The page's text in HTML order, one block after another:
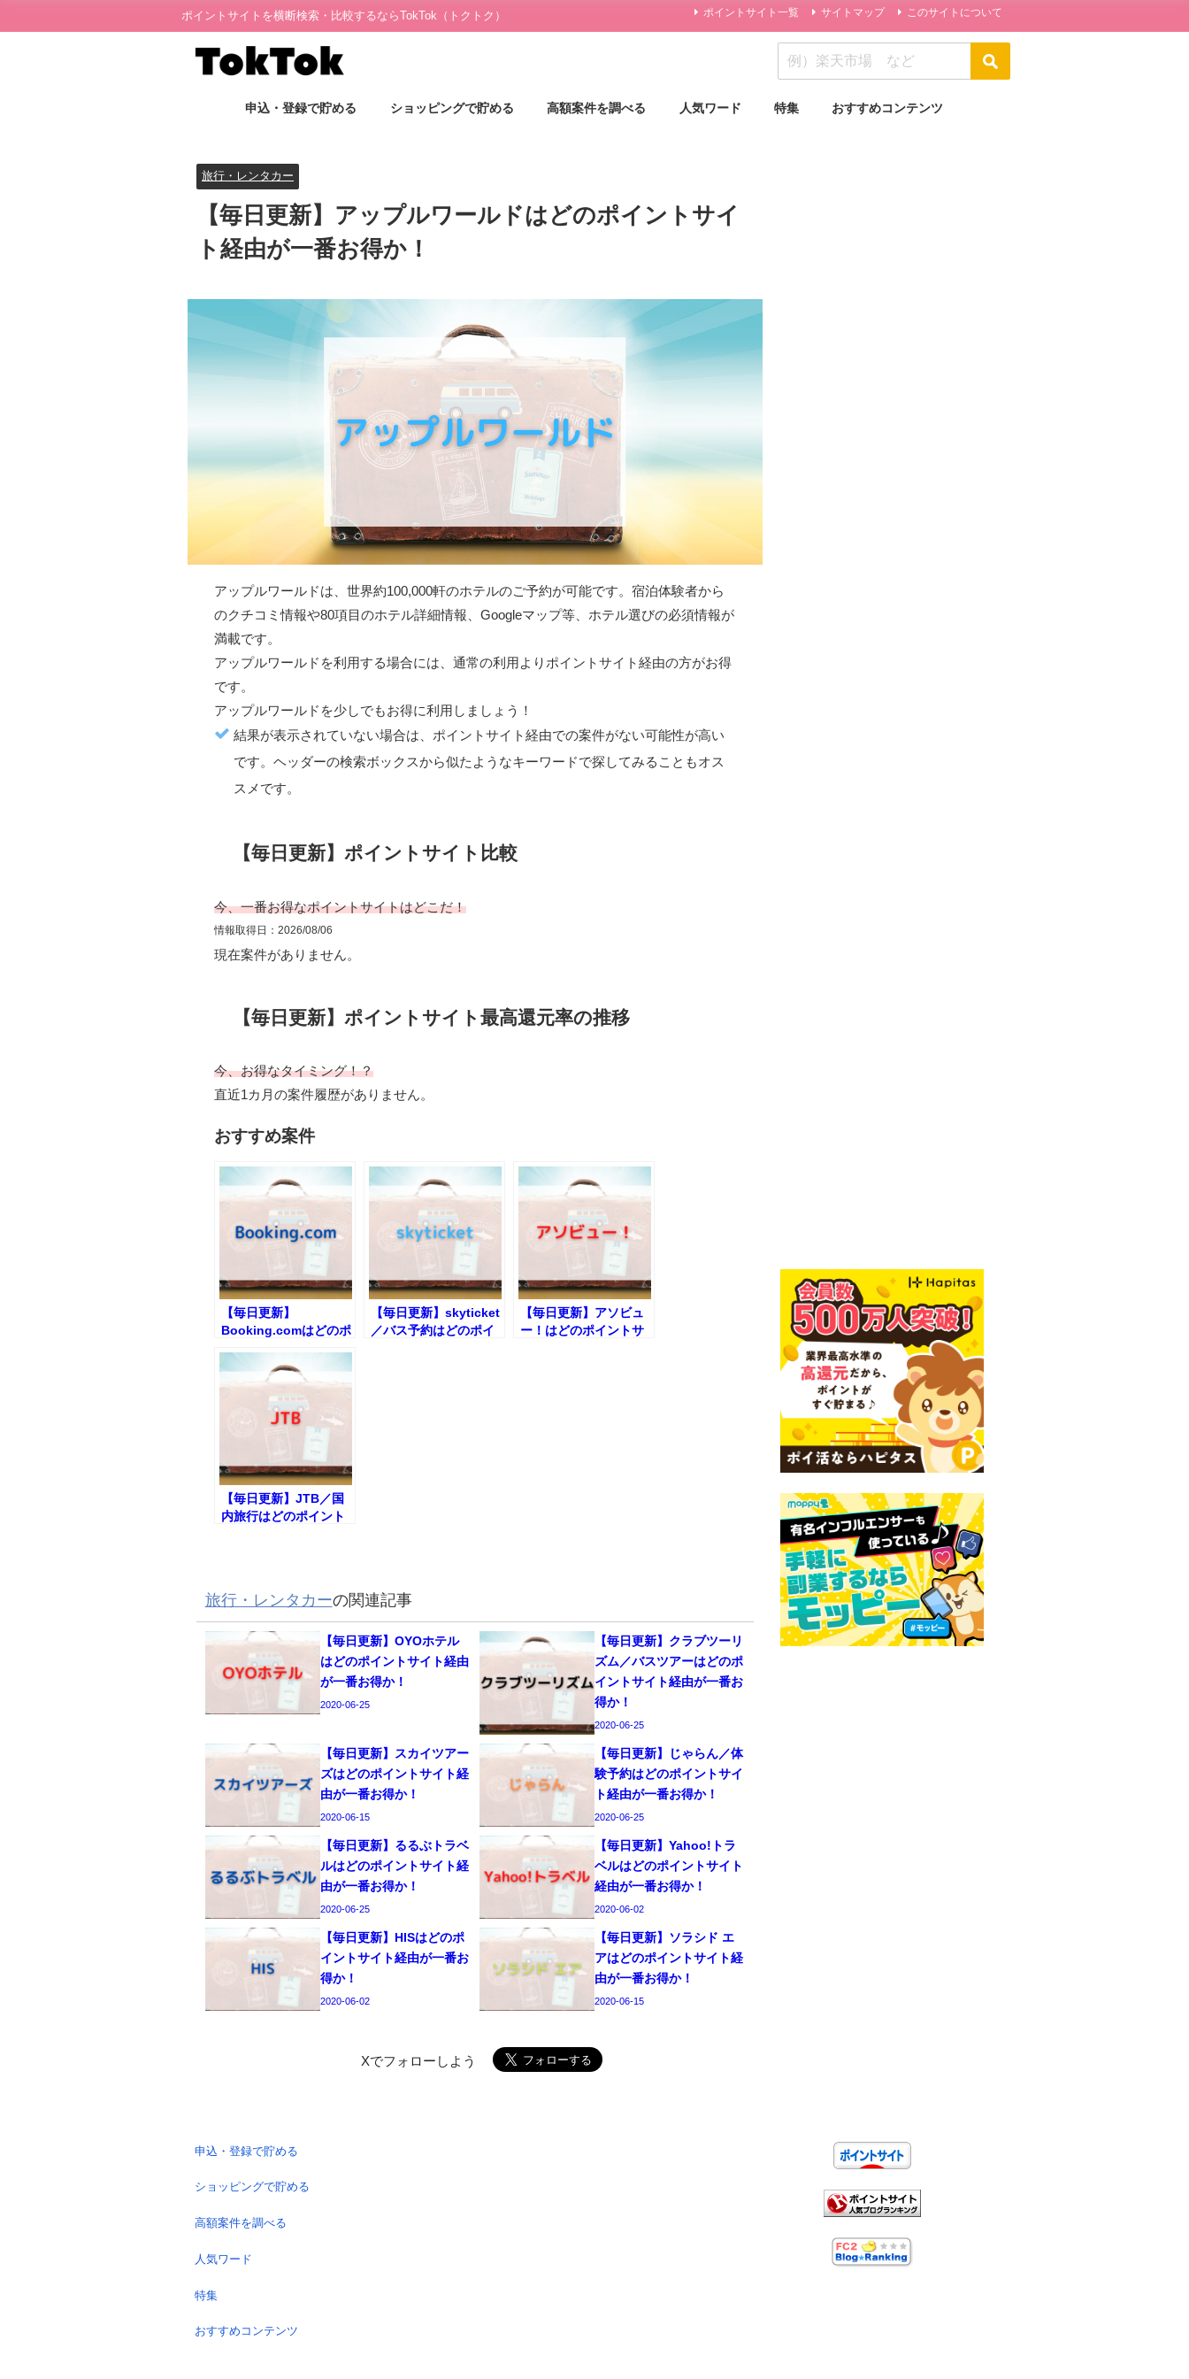
ポイントサイトを横断検索・比較するならTokTok（トクトク） ポイントサイト一覧 サイトマップ このサイトについて
申込・登録で貯める ショッピングで貯める 高額案件を調べる 人気ワード 特集 おすすめコンテンツ
旅行・レンタカー
【毎日更新】アップルワールドはどのポイントサイ
ト経由が一番お得か！
アップルワールド は、世界約100,000軒のホテルのご予約が可能です。宿泊体験者から
のクチコミ情報や80項目のホテル詳細情報、Googleマップ等、ホテル選びの必須情報が
満載です。
アップルワールド を利用する場合には、通常の利用より ポイントサイト経由の方がお得
です。
アップルワールド を少しでもお得に利用しましょう！
結果が表示されていない場合は、ポイントサイト経由での案件がない可能性が高い
です。ヘッダーの検索ボックスから似たようなキーワードで探してみることもオス
スメです。
【毎日更新】ポイントサイト比較
今、一番お得なポイントサイトはどこだ！
情報取得日：2026/08/06
現在案件がありません。
【毎日更新】ポイントサイト最高還元率の推移
今、お得なタイミング！？
直近1カ月の案件履歴がありません。
おすすめ案件
【毎日更新】
Booking.comはどのポ
番お得か！
【毎日更新】skyticket
／バス予約はどのポイ
【毎日更新】アソビュ
ー！はどのポイントサ
【毎日更新】JTB／国
内旅行はどのポイント
旅行・レンタカーの関連記事
【毎日更新】OYOホテル
はどのポイントサイト経由
が一番お得か！
2020-06-25
【毎日更新】クラブツーリ
ズム／バスツアーはどのポ
イントサイト経由が一番お
得か！
2020-06-25
【毎日更新】スカイツアー
ズはどのポイントサイト経
由が一番お得か！
2020-06-15
【毎日更新】じゃらん／体
験予約はどのポイントサイ
ト経由が一番お得か！
2020-06-25
【毎日更新】るるぶトラベ
ルはどのポイントサイト経
由が一番お得か！
2020-06-25
【毎日更新】Yahoo!トラ
ベルはどのポイントサイト
経由が一番お得か！
2020-06-02
【毎日更新】HISはどのポ
イントサイト経由が一番お
得か！
2020-06-02
【毎日更新】ソラシド エ
アはどのポイントサイト経
由が一番お得か！
2020-06-15
Xでフォローしよう
申込・登録で貯める
ショッピングで貯める
高額案件を調べる
人気ワード
特集
おすすめコンテンツ